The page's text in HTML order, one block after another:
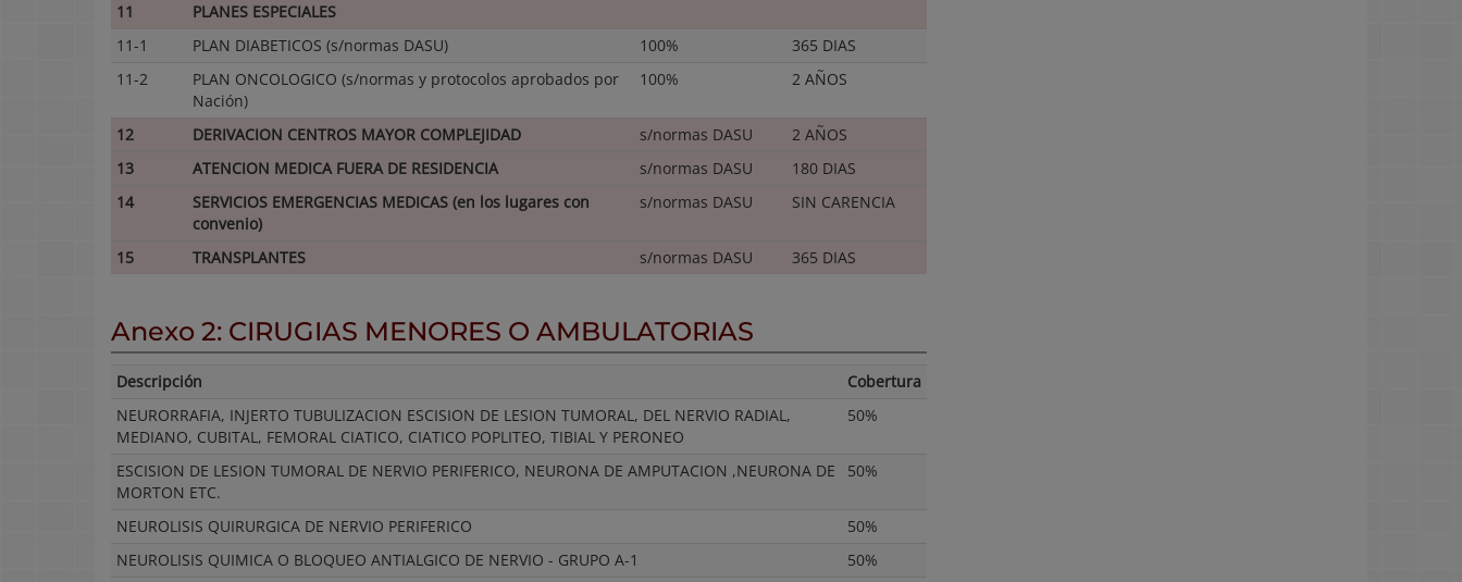
11
PLANES ESPECIALES
11-1
PLAN DIABETICOS (s/normas DASU) 100%
365 DIAS
11-2
PLAN ONCOLOGICO (s/normas y protocolos aprobados por
Nación)
100% 2 AÑOS
12 DERIVACION CENTROS MAYOR COMPLEJIDAD s/normas DASU
2 AÑOS
13
ATENCION MEDICA FUERA DE RESIDENCIA s/normas DASU
180 DIAS
14
SERVICIOS EMERGENCIAS MEDICAS (en los lugares con
convenio)
s/normas DASU SIN CARENCIA
15 TRANSPLANTES s/normas DASU 365 DIAS
Anexo 2: CIRUGIAS MENORES O AMBULATORIAS
Descripción
Cobertura
NEURORRAFIA, INJERTO TUBULIZACION ESCISION DE LESION TUMORAL, DEL NERVIO RADIAL,
MEDIANO, CUBITAL, FEMORAL CIATICO, CIATICO POPLITEO, TIBIAL Y PERONEO
50%
ESCISION DE LESION TUMORAL DE NERVIO PERIFERICO, NEURONA DE AMPUTACION ,NEURONA DE
MORTON ETC.
50%
NEUROLISIS QUIRURGICA DE NERVIO PERIFERICO
50%
NEUROLISIS QUIMICA O BLOQUEO ANTIALGICO DE NERVIO - GRUPO A-1
50%